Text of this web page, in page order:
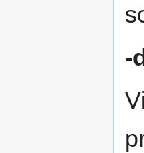
-d